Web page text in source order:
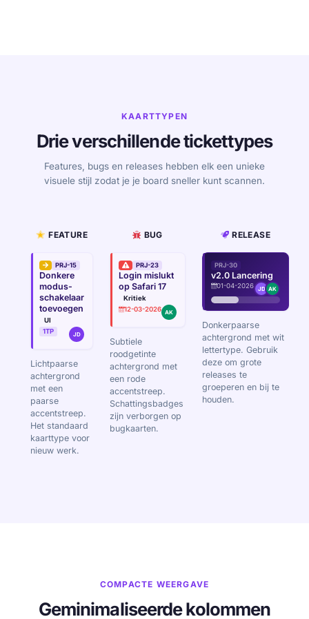
KAARTTYPEN
Drie verschillende tickettypes
Features, bugs en releases hebben elk een unieke
visuele stijl zodat je je board sneller kunt scannen.
FEATURE
PRJ-15
Donkere
modus-
schakelaar
toevoegen
UI
1TP
JD
Lichtpaarse
achtergrond
met een
paarse
accentstreep.
Het standaard
kaarttype voor
nieuw werk.
BUG
PRJ-23
Login mislukt
op Safari 17
Kritiek
12-03-2026 AK
Subtiele
roodgetinte
achtergrond met
een rode
accentstreep.
Schattingsbadges
zijn verborgen op
bugkaarten.
RELEASE
PRJ-30
v2.0 Lancering
01-04-2026 JD AK
Donkerpaarse
achtergrond met wit
lettertype. Gebruik
deze om grote
releases te
groeperen en bij te
houden.
COMPACTE WEERGAVE
Geminimaliseerde kolommen